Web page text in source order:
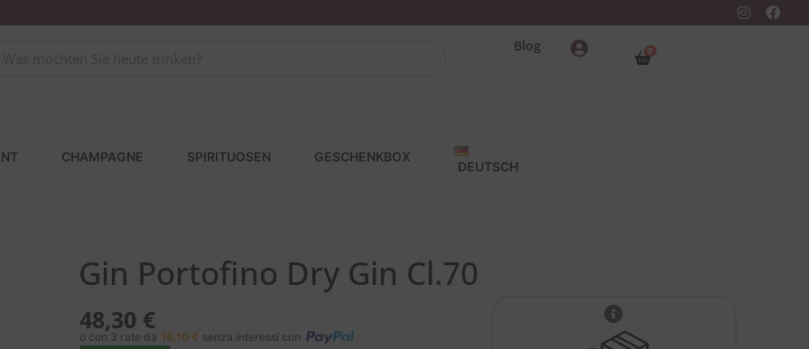
Blog 0
CHAMPAGNE SPIRITUOSEN GESCHENKBOX
DEUTSCH
Gin Portofino Dry Gin Cl.70
48,30 €
o con 3 rate da 16,10 € senza interessi con